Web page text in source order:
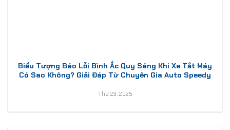
Biểu Tượng Báo Lỗi Bình Ắc Quy Sáng Khi Xe Tắt Máy
Có Sao Không? Giải Đáp Từ Chuyên Gia Auto Speedy
Th9 23, 2025